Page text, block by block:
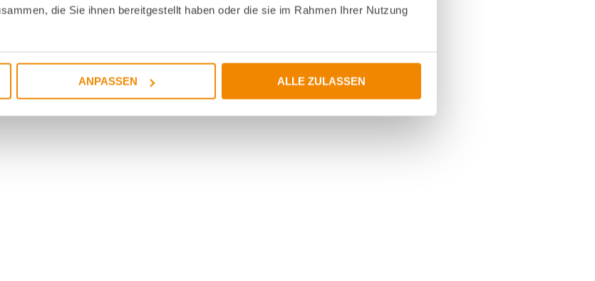
die Sie ihnen bereitgestellt haben oder die sie im Rahmen Ihrer Nutzung
ANPASSEN ALLE ZULASSEN